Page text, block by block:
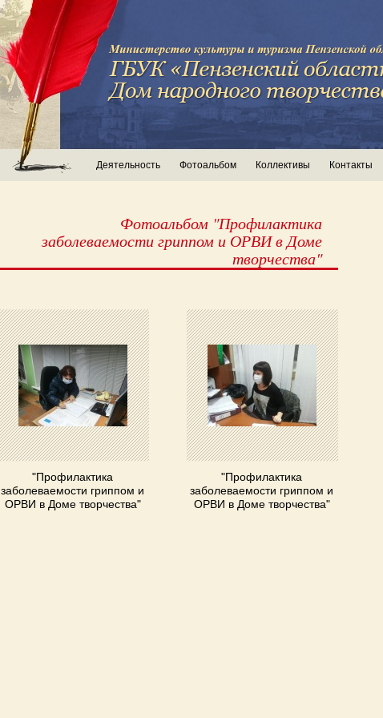
Деятельность Фотоальбом Коллективы Контакты
Фотоальбом "Профилактика
заболеваемости гриппом и ОРВИ в Доме
творчества"
"Профилактика
заболеваемости гриппом и
ОРВИ в Доме творчества"
"Профилактика
заболеваемости гриппом и
ОРВИ в Доме творчества"